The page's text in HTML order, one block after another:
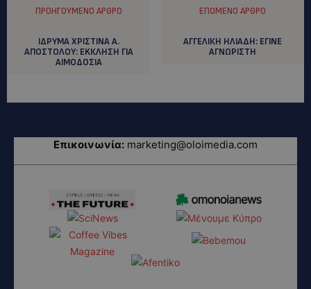
ΠΡΟΗΓΟΎΜΕΝΟ ΆΡΘΡΟ
ΙΔΡΥΜΑ ΧΡΙΣΤΙΝΑ Α.
ΑΠΟΣΤΟΛΟΥ: EKΚΛΗΣΗ ΓΙΑ
ΑΙΜΟΔΟΣΙΑ
ΕΠΌΜΕΝΟ ΆΡΘΡΟ
ΑΓΓΕΛΙΚΗ ΗΛΙΑΔΗ: ΕΓΙΝΕ
ΑΓΝΩΡΙΣΤΗ
Επικοινωνία: marketing@oloimedia.com